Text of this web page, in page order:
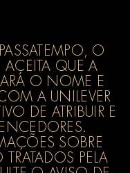
O
ACEITA QUE A
O NOME E
A UNILEVER
DE ATRIBUIR E
SOBRE
PELA